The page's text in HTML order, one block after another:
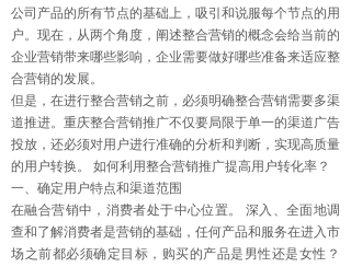
公司产品的所有节点的基础上，吸引和说服每个节点的用
户。现在，从两个角度，阐述整合营销的概念会给当前的
企业营销带来哪些影响，企业需要做好哪些准备来适应整
合营销的发展。
但是，在进行整合营销之前，必须明确整合营销需要多渠
道推进。重庆整合营销推广不仅要局限于单一的渠道广告
投放，还必须对用户进行准确的分析和判断，实现高质量
的用户转换。 如何利用整合营销推广提高用户转化率？
一、确定用户特点和渠道范围
在融合营销中，消费者处于中心位置。 深入、全面地调
查和了解消费者是营销的基础，任何产品和服务在进入市
场之前都必须确定目标，购买的产品是男性还是女性？